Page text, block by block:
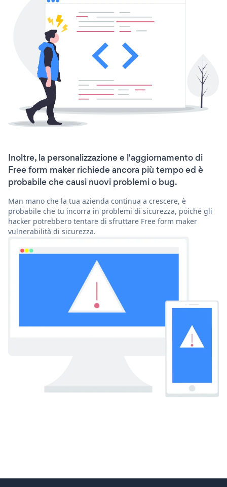
Inoltre, la personalizzazione e l'aggiornamento di
Free form maker richiede ancora più tempo ed è
probabile che causi nuovi problemi o bug.
Man mano che la tua azienda continua a crescere, è
probabile che tu incorra in problemi di sicurezza, poiché gli
hacker potrebbero tentare di sfruttare Free form maker
vulnerabilità di sicurezza.